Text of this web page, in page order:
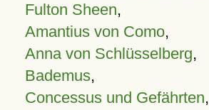
Fulton Sheen,
Amantius von Como,
Anna von Schlüsselberg,
Bademus,
Concessus und Gefährten,